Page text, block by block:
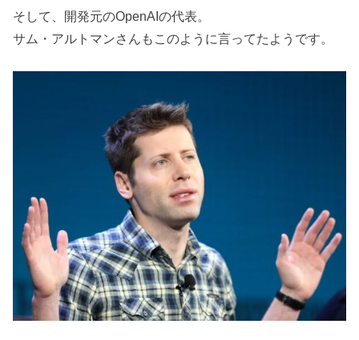
そして、開発元のOpenAIの代表。
サム・アルトマンさんもこのように言ってたようです。